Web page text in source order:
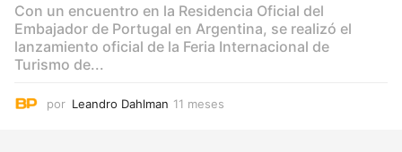
Con un encuentro en la Residencia Oficial del
Embajador de Portugal en Argentina, se realizó el
lanzamiento oficial de la Feria Internacional de
Turismo de...
por Leandro Dahlman 11 meses